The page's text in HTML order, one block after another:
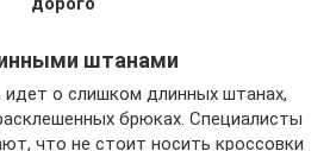
штанами
идет о слишком длинных штанах,
брюках. Специалисты
что не стоит носить кроссовки